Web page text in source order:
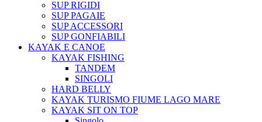
SUP RIGIDI
SUP PAGAIE
SUP ACCESSORI
SUP GONFIABILI
KAYAK E CANOE
KAYAK FISHING
TANDEM
SINGOLI
HARD BELLY
KAYAK TURISMO FIUME LAGO MARE
KAYAK SIT ON TOP